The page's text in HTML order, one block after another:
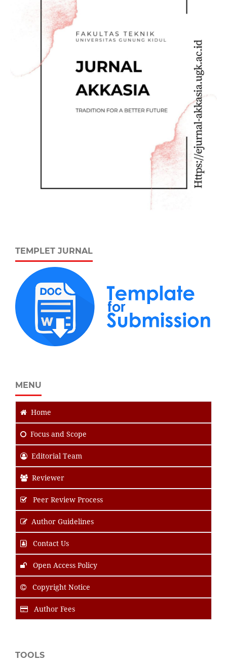
TEMPLET JURNAL
MENU
Home
Focus and Scope
Editorial Team
Reviewer
Peer Review Process
Author Guidelines
Contact Us
Open Access Policy
Copyright Notice
Author Fees
TOOLS